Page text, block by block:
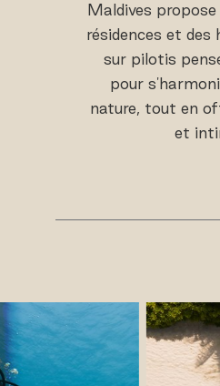
Maldives propose
résidences et des
sur pilotis
pour
nature, tout en
et